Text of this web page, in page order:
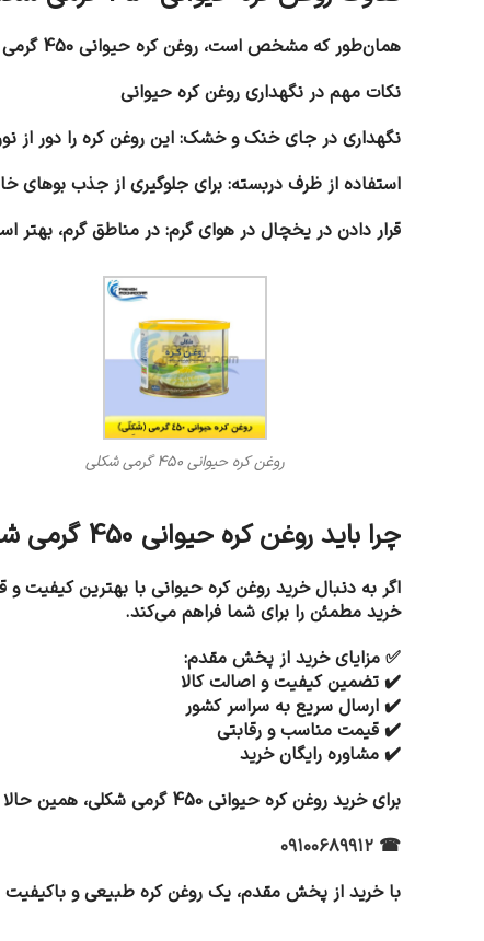
همان‌طور که مشخص است، روغن کره حیوانی 450 گرمی شکلی نه‌تنها طعم و بوی بهتری دارد، بلکه از نظر ارزش غذایی نیز بسیار غنی‌تر از روغن‌های نباتی است.
نکات مهم در نگهداری روغن کره حیوانی
نگهداری در جای خنک و خشک: این روغن کره را دور
استفاده از ظرف دربسته: برای جلوگیری از جذب
قرار دادن در یخچال در هوای گرم: در مناطق گرم،
روغن کره حیوانی 450 گرمی شکلی
چرا باید روغن کره حیوانی 450 گرمی شکلی را از
اگر به دنبال خرید روغن کره حیوانی با بهترین
خرید مطمئن را برای شما فراهم می‌کند.
✅ مزایای خرید از پخش مقدم:
✔️ تضمین کیفیت و اصالت کالا
✔️ ارسال سریع به سراسر کشور
✔️ قیمت مناسب و رقابتی
✔️ مشاوره رایگان خرید
برای خرید روغن کره حیوانی 450 گرمی شکلی، همین حالا با مرکز
☎ ۰۹۱۰۰۶۸۹۹۱۲
با خرید از پخش مقدم، یک روغن کره طبیعی و باکیفیت